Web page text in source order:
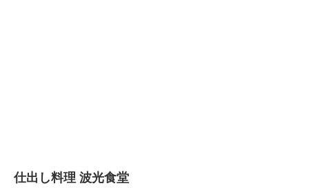
仕出し料理 波光食堂